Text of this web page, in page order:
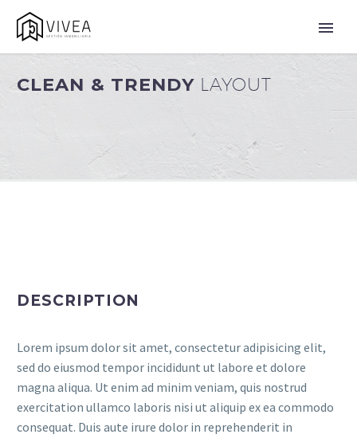
CLEAN & TRENDY LAYOUT
DESCRIPTION
Lorem ipsum dolor sit amet, consectetur adipisicing elit,
sed do eiusmod tempor incididunt ut labore et dolore
magna aliqua. Ut enim ad minim veniam, quis nostrud
exercitation ullamco laboris nisi ut aliquip ex ea commodo
consequat. Duis aute irure dolor in reprehenderit in